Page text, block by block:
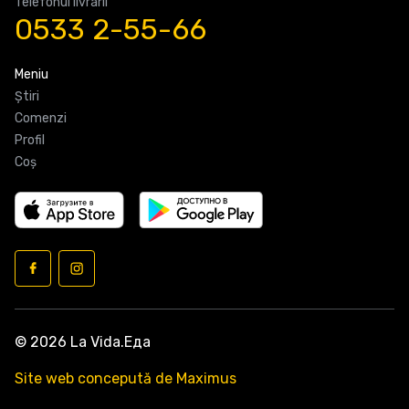
0533 2-55-66
Meniu
Știri
Comenzi
Profil
Coş
© 2026 La Vida.Еда
Site web concepută de Maximus